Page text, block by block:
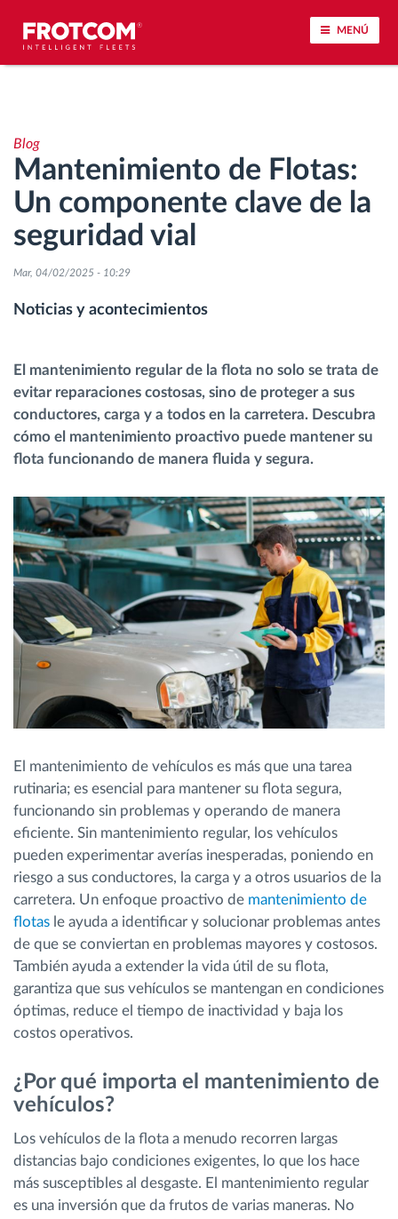
MENÚ
Análisis de la conducta en la conducción
Seguimiento del tiempo de conducción
Gestión de plantilla
Gestión de combustible
Planificación y seguimiento de rutas
Descubrir todas las características
¿Cómo podemos ayudar en el control de la
actividad de su flota?
Calculadora de ahorro
Blog
Mantenimiento de Flotas:
Un componente clave de la
seguridad vial
Mar, 04/02/2025 - 10:29
Noticias y acontecimientos
El mantenimiento regular de la flota no solo se trata de
evitar reparaciones costosas, sino de proteger a sus
conductores, carga y a todos en la carretera. Descubra
cómo el mantenimiento proactivo puede mantener su
flota funcionando de manera fluida y segura.
El mantenimiento de vehículos es más que una tarea
rutinaria; es esencial para mantener su flota segura,
funcionando sin problemas y operando de manera
eficiente. Sin mantenimiento regular, los vehículos
pueden experimentar averías inesperadas, poniendo en
riesgo a sus conductores, la carga y a otros usuarios de la
carretera. Un enfoque proactivo de mantenimiento de
flotas le ayuda a identificar y solucionar problemas antes
de que se conviertan en problemas mayores y costosos.
También ayuda a extender la vida útil de su flota,
garantiza que sus vehículos se mantengan en condiciones
óptimas, reduce el tiempo de inactividad y baja los
costos operativos.
¿Por qué importa el mantenimiento de
vehículos?
Los vehículos de la flota a menudo recorren largas
distancias bajo condiciones exigentes, lo que los hace
más susceptibles al desgaste. El mantenimiento regular
es una inversión que da frutos de varias maneras. No